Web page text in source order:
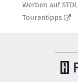
Werben auf STOL
Tourentipps